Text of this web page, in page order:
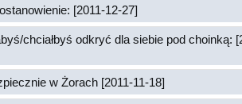
[2011-12-27]
chciałbyś odkryć dla siebie pod choinką:
w Żorach [2011-11-18]